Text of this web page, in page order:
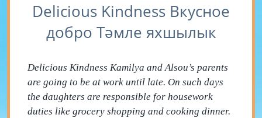
Delicious Kindness Вкусное
добро Тәмле яхшылык
Delicious Kindness Kamilya and Alsou’s parents
are going to be at work until late. On such days
the daughters are responsible for housework
duties like grocery shopping and cooking dinner.